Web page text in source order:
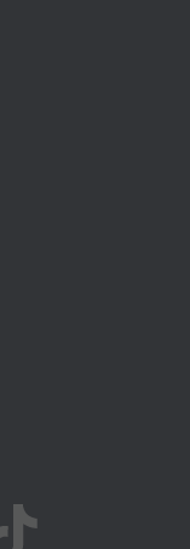
TWITTER